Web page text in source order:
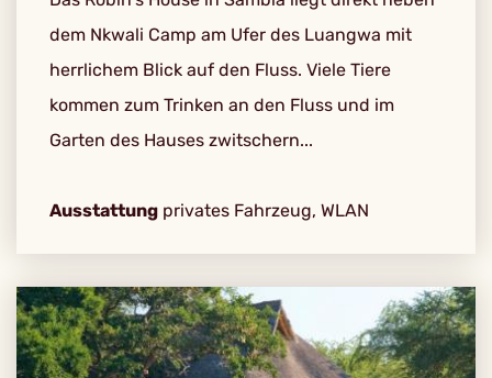
dem Nkwali Camp am Ufer des Luangwa mit
herrlichem Blick auf den Fluss. Viele Tiere
kommen zum Trinken an den Fluss und im
Garten des Hauses zwitschern...
Ausstattung privates Fahrzeug, WLAN